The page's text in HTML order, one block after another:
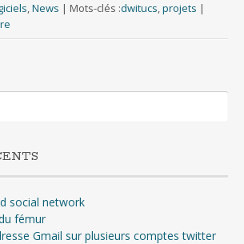
,News | Mots-clés :dwitucs,projets |
social network
fémur
Gmail sur plusieurs comptes twitter